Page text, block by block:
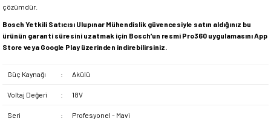
çözümdür.
Bosch Yetkili Satıcısı Ulupınar Mühendislik güvencesiyle satın aldığınız bu
ürünün garanti süresini uzatmak için Bosch’un resmi Pro360 uygulamasını App
Store veya Google Play üzerinden indirebilirsiniz.
Güç Kaynağı : Akülü
Voltaj Değeri : 18V
Seri : Profesyonel - Mavi